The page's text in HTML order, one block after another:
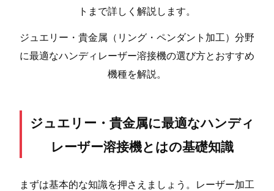
トまで詳しく解説します。
ジュエリー・貴金属（リング・ペンダント加工）分野
に最適なハンディレーザー溶接機の選び方とおすすめ
機種を解説。
ジュエリー・貴金属に最適なハンディ
レーザー溶接機とはの基礎知識
まずは基本的な知識を押さえましょう。レーザー加工